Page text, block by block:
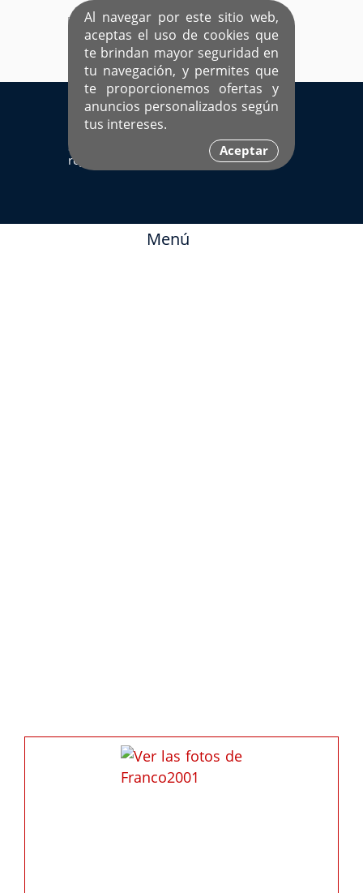
Al navegar por este sitio web,
aceptas el uso de cookies que
te brindan mayor seguridad en
tu navegación, y permites que
te proporcionemos ofertas y
anuncios personalizados según
tus intereses.
Aceptar
EL ÚNICO SITIO DEDICADO A SOLTEROS
HISPANOS COMO TÚ
Ingresa aquí
Sí ya estás
registrado
Menú